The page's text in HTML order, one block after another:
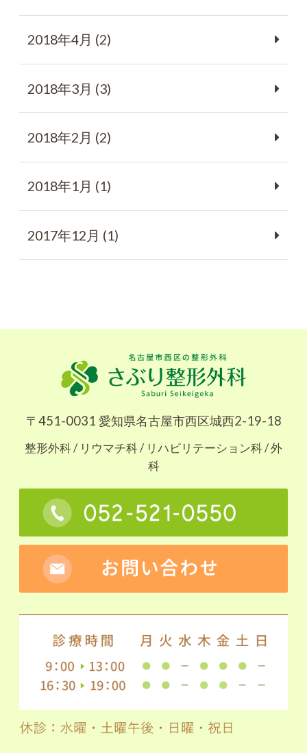
2018年4月 (2)
2018年3月 (3)
2018年2月 (2)
2018年1月 (1)
2017年12月 (1)
〒451-0031 愛知県名古屋市西区城西2-19-18
整形外科 / リウマチ科 / リハビリテーション科 / 外
科